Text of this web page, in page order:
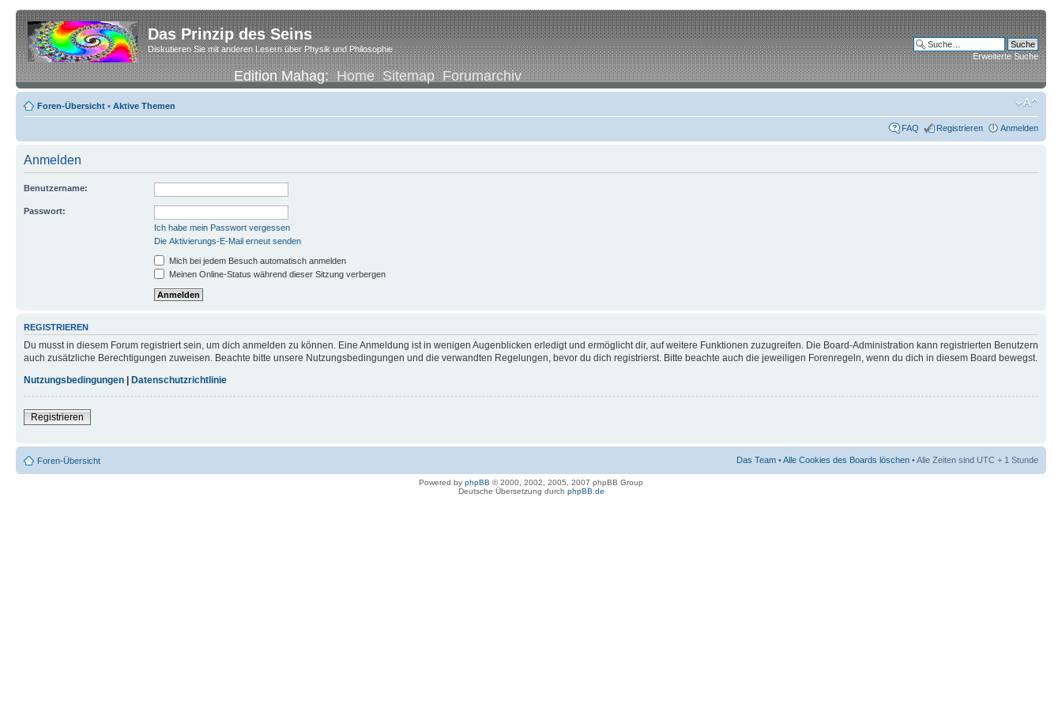
Das Prinzip des Seins
Diskutieren Sie mit anderen Lesern über Physik und Philosophie
Edition Mahag:Home Sitemap Forumarchiv
Erweiterte Suche
Foren-Übersicht • Aktive Themen
FAQ Registrieren Anmelden
Anmelden
Benutzername:
Passwort:
Ich habe mein Passwort vergessen
Die Aktivierungs-E-Mail erneut senden
Mich bei jedem Besuch automatisch anmelden
Meinen Online-Status während dieser Sitzung verbergen
REGISTRIEREN
Du musst in diesem Forum registriert sein, um dich anmelden zu können. Eine Anmeldung ist in wenigen Augenblicken erledigt und ermöglicht dir, auf weitere Funktionen zuzugreifen. Die Board-Administration kann registrierten Benutzern
auch zusätzliche Berechtigungen zuweisen. Beachte bitte unsere Nutzungsbedingungen und die verwandten Regelungen, bevor du dich registrierst. Bitte beachte auch die jeweiligen Forenregeln, wenn du dich in diesem Board bewegst.
Nutzungsbedingungen
Datenschutzrichtlinie
Registrieren
Foren-Übersicht Das Team •Alle Cookies des Boards löschen • Alle Zeiten sind UTC + 1 Stunde
Powered by phpBB © 2000, 2002, 2005, 2007 phpBB Group
Deutsche Übersetzung durch phpBB.de